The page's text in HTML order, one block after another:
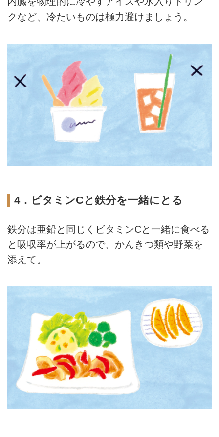
クなど、冷たいものは極力避けましょう。
4．ビタミンCと鉄分を一緒にとる
鉄分は亜鉛と同じくビタミンCと一緒に食べる
と吸収率が上がるので、かんきつ類や野菜を
添えて。